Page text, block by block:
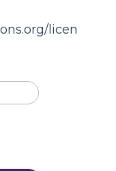
licen